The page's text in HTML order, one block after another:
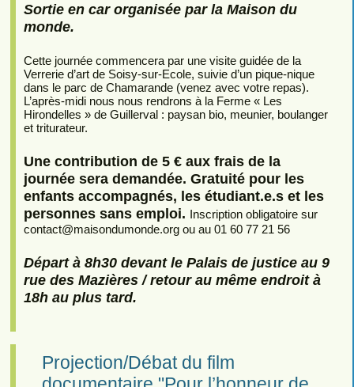
Sortie en car organisée par la Maison du
monde.
Cette journée commencera par une visite guidée de la
Verrerie d’art de Soisy-sur-Ecole, suivie d’un pique-nique
dans le parc de Chamarande (venez avec votre repas).
L’après-midi nous nous rendrons à la Ferme « Les
Hirondelles » de Guillerval : paysan bio, meunier, boulanger
et triturateur.
Une contribution de 5 € aux frais de la
journée sera demandée. Gratuité pour les
enfants accompagnés, les étudiant.e.s et les
personnes sans emploi. Inscription obligatoire sur
contact@maisondumonde.org ou au 01 60 77 21 56
Départ à 8h30 devant le Palais de justice au 9
rue des Mazières / retour au même endroit à
18h au plus tard.
Projection/Débat du film